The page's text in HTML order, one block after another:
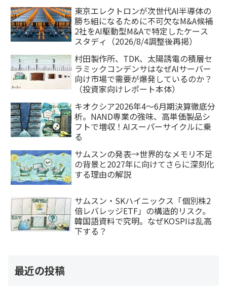
東京エレクトロンが次世代AI半導体の
勝ち組になるために不可欠なM&A候補
2社をAI駆動型M&Aで特定したケース
スタディ（2026/8/4調整後再掲）
村田製作所、TDK、太陽誘電の積層セ
ラミックコンデンサはなぜAIサーバー
向け市場で需要が爆発しているのか？
（投資家向けレポート本体）
キオクシア2026年4〜6月期決算徹底分
析。NAND専業の強味、高単価製品シ
フトで増収！AIスーパーサイクルに乗
る
サムスンの発表→世界的なメモリ不足
の背景と2027年に向けてさらに深刻化
する理由の解説
サムスン・SKハイニックス「個別株2
倍レバレッジETF」の構造的リスク。
韓国語資料で究明。なぜKOSPIは乱高
下する？
最近の投稿